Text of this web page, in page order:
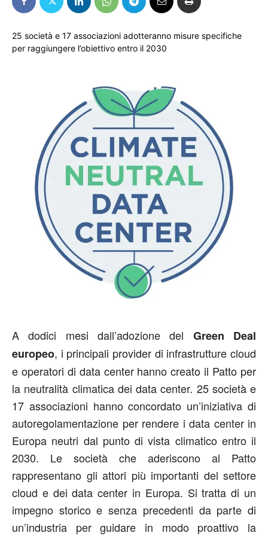
25 società e 17 associazioni adotteranno misure specifiche
per raggiungere l’obiettivo entro il 2030
A dodici mesi dall’adozione del Green Deal
europeo, i principali provider di infrastrutture cloud
e operatori di data center hanno creato il Patto per
la neutralità climatica dei data center. 25 società e
17 associazioni hanno concordato un’iniziativa di
autoregolamentazione per rendere i data center in
Europa neutri dal punto di vista climatico entro il
2030. Le società che aderiscono al Patto
rappresentano gli attori più importanti del settore
cloud e dei data center in Europa. Si tratta di un
impegno storico e senza precedenti da parte di
un’industria per guidare in modo proattivo la